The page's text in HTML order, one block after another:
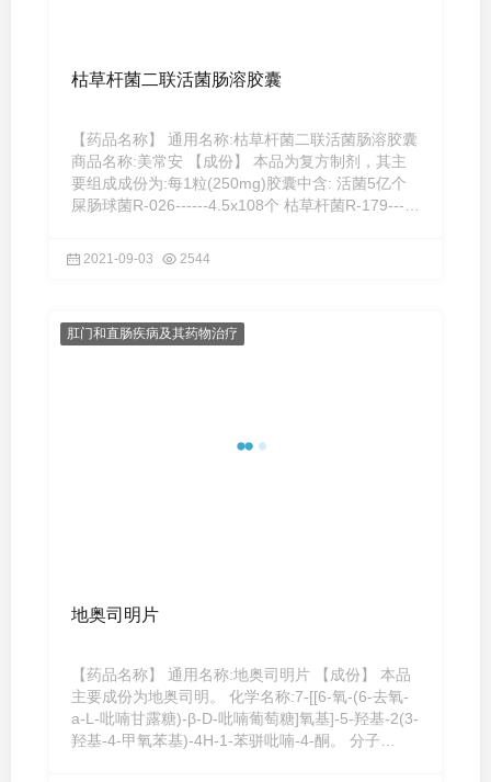
枯草杆菌二联活菌肠溶胶囊
【药品名称】 通用名称:枯草杆菌二联活菌肠溶胶囊
商品名称:美常安 【成份】 本品为复方制剂，其主
要组成成份为:每1粒(250mg)胶囊中含: 活菌5亿个
屎肠球菌R-026------4.5x108个 枯草杆菌R-179-----
2021-09-03 2544
肛门和直肠疾病及其药物治疗
地奥司明片
【药品名称】 通用名称:地奥司明片 【成份】 本品
主要成份为地奥司明。 化学名称:7-[[6-氧-(6-去氧-
a-L-吡喃甘露糖)-β-D-吡喃葡萄糖]氧基]-5-羟基-2(3-
羟基-4-甲氧苯基)-4H-1-苯骈吡喃-4-酮。 分子